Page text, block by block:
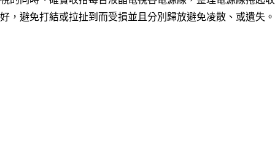
好 ， 避免打結或拉扯到而受損並且分別歸放避免凌散、或遺失。